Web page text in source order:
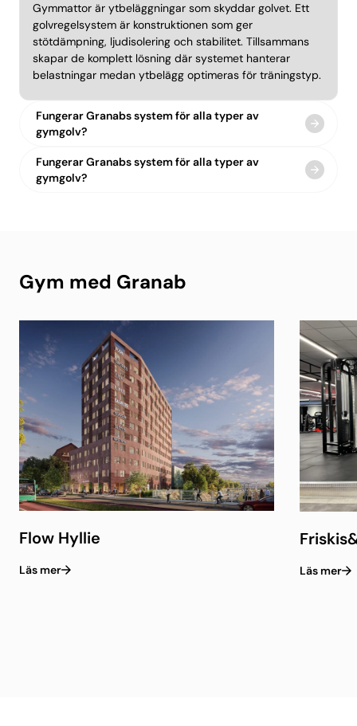
Gymmattor är ytbeläggningar som skyddar golvet. Ett
golvregelsystem är konstruktionen som ger
stötdämpning, ljudisolering och stabilitet. Tillsammans
skapar de komplett lösning där systemet hanterar
belastningar medan ytbelägg optimeras för träningstyp.
Fungerar Granabs system för alla typer av
gymgolv?
Fungerar Granabs system för alla typer av
gymgolv?
Gym med Granab
Flow Hyllie
Läs mer Läs mer